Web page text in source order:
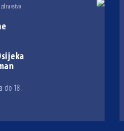
do 18.